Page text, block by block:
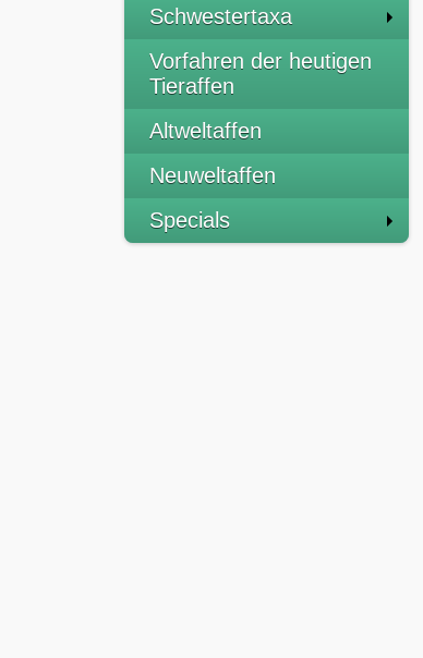
Schwestertaxa
Vorfahren der heutigen
Tieraffen
Altweltaffen
Neuweltaffen
Specials